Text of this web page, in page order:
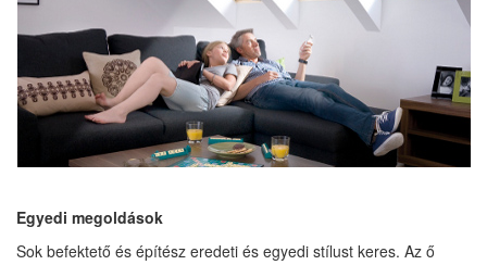
Egyedi megoldások
Sok befektető és építész eredeti és egyedi stílust keres. Az ő